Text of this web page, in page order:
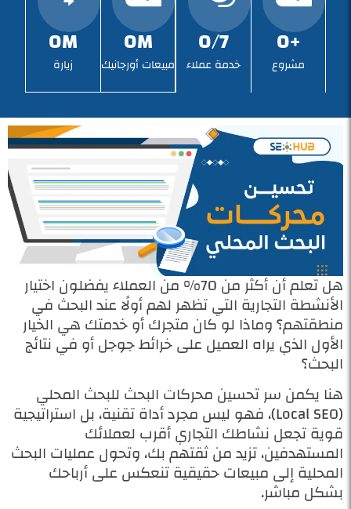
مشروع
+
0
خدمة عملاء
7/
0
مبيعات أورجانيك
M
0
زيارة
M
0
هل تعلم أن أكثر من 70% من العملاء يفضلون اختيار
الأنشطة التجارية التي تظهر لهم أولًا عند البحث في
منطقتهم؟ وماذا لو كان متجرك أو خدمتك هي الخيار
الأول الذي يراه العميل على خرائط جوجل أو في نتائج
البحث؟
هنا يكمن سر تحسين محركات البحث للبحث المحلي
(Local SEO)، فهو ليس مجرد أداة تقنية، بل استراتيجية
قوية تجعل نشاطك التجاري أقرب لعملائك
المستهدفين، تزيد من ثقتهم بك، وتحول عمليات البحث
المحلية إلى مبيعات حقيقية تنعكس على أرباحك
بشكل مباشر.